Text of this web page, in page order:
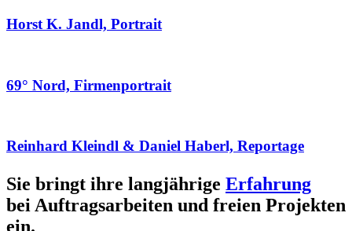
Horst K. Jandl, Portrait
69° Nord, Firmenportrait
Reinhard Kleindl & Daniel Haberl, Reportage
Sie bringt ihre langjährige Erfahrung
bei Auftragsarbeiten und freien Projekten
ein.